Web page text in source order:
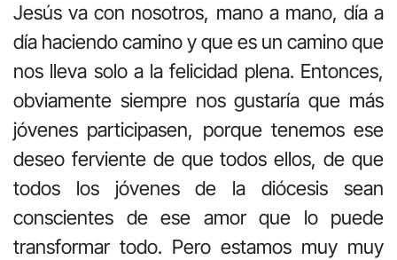
Jesús va con nosotros, mano a mano, día a
día haciendo camino y que es un camino que
nos lleva solo a la felicidad plena. Entonces,
obviamente siempre nos gustaría que más
jóvenes participasen, porque tenemos ese
deseo ferviente de que todos ellos, de que
todos los jóvenes de la diócesis sean
conscientes de ese amor que lo puede
transformar todo. Pero estamos muy muy